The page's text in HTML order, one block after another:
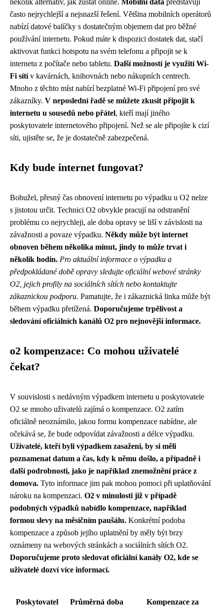
často nejrychlejší a nejsnazší řešení. Většina mobilních operátorů
nabízí datové balíčky s dostatečným objemem dat pro běžné
používání internetu. Pokud máte k dispozici dostatek dat, stačí
aktivovat funkci hotspotu na svém telefonu a připojit se k
internetu z počítače nebo tabletu. Další možností je využití Wi-
Fi sítív kavárnách, knihovnách nebo nákupních centrech.
Mnoho z těchto míst nabízí bezplatné Wi-Fi připojení pro své
zákazníky. V neposlední řadě se můžete zkusit připojit k
internetu u sousedů nebo přátel, kteří mají jiného
poskytovatele internetového připojení. Než se ale připojíte k cizí
síti, ujistěte se, že je dostatečně zabezpečená.
Kdy bude internet fungovat?
Bohužel, přesný čas obnovení internetu po výpadku u O2 nelze
s jistotou určit. Technici O2 obvykle pracují na odstranění
problému co nejrychleji, ale doba opravy se liší v závislosti na
závažnosti a povaze výpadku. Někdy může být internet
obnoven během několika minut, jindy to může trvat i
několik hodin. Pro aktuální informace o výpadku a
předpokládané době opravy sledujte oficiální webové stránky
O2, jejich profily na sociálních sítích nebo kontaktujte
zákaznickou podporu. Pamatujte, že i zákaznická linka může být
během výpadku přetížená. Doporučujeme trpělivost a
sledování oficiálních kanálů O2 pro nejnovější informace.
o2 kompenzace: Co mohou uživatelé
čekat?
V souvislosti s nedávným výpadkem internetu u poskytovatele
O2 se mnoho uživatelů zajímá o kompenzace. O2 zatím
oficiálně neoznámilo, jakou formu kompenzace nabídne, ale
očekává se, že bude odpovídat závažnosti a délce výpadku.
Uživatelé, kteří byli výpadkem zasaženi, by si měli
poznamenat datum a čas, kdy k němu došlo, a případně i
další podrobnosti, jako je například znemožnění práce z
domova. Tyto informace jim pak mohou pomoci při uplatňování
nároku na kompenzaci. O2 v minulosti již v případě
podobných výpadků nabídlo kompenzace, například
formou slevy na měsíčním paušálu. Konkrétní podoba
kompenzace a způsob jejího uplatnění by měly být brzy
oznámeny na webových stránkách a sociálních sítích O2.
Doporučujeme proto sledovat oficiální kanály O2, kde se
uživatelé dozví více informací.
Poskytovatel
Průměrná doba
Kompenzace za